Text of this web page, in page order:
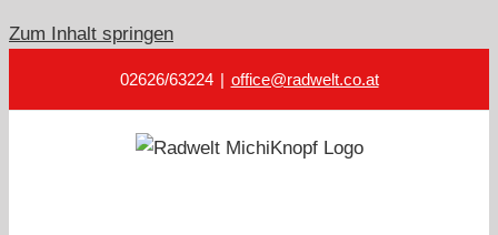
Zum Inhalt springen
02626/63224 | office@radwelt.co.at